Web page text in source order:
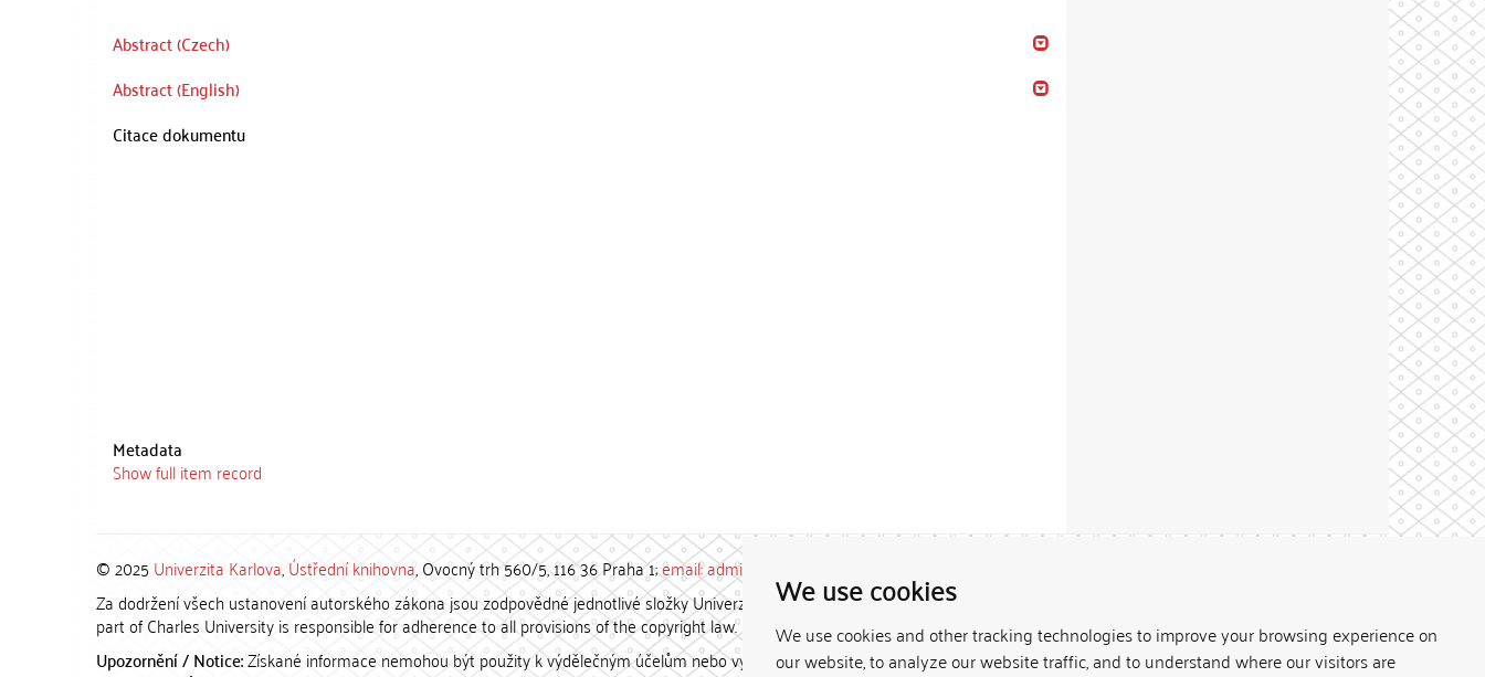
We use cookies
We use cookies and other tracking technologies to improve your browsing experience on
our website, to analyze our website traffic, and to understand where our visitors are
Abstract (Czech)
Abstract (English)
Citace dokumentu
Metadata
Show full item record
© 2025 Univerzita Karlova,Ústřední knihovna, Ovocný trh 560/5, 116 36 Praha 1;email: admin-repozitar [at] cuni.cz
Za dodržení všech ustanovení autorského zákona jsou zodpovědné jednotlivé složky Univerzity Karlovy. / Each constituent
part of Charles University is responsible for adherence to all provisions of the copyright law.
Upozornění / Notice:Získané informace nemohou být použity k výdělečným účelům nebo vydávány za studijní, vědeckou